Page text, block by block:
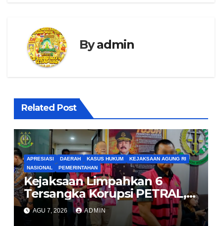
Byadmin
Related Post
APRESIASI DAERAH KASUS HUKUM
KEJAKSAAN AGUNG RI
NASIONAL
PEMERINTAHAN
Kejaksaan Limpahkan 6
Tersangka Korupsi PETRAL,
PES dan ISC ke PN Tipikor
Jakarta Pusat
AGU 7, 2026 ADMIN